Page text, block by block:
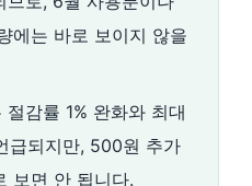
에는 바로 보이지 않을
감률 1% 완화와 최대
급되지만, 500원 추가
보면 안 됩니다.